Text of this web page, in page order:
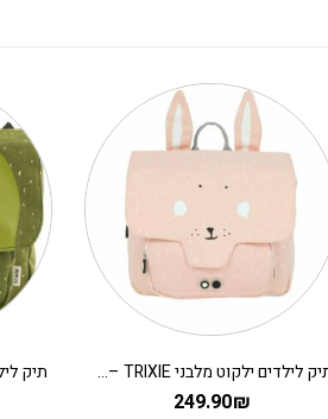
תיק לילדים ילקוט מלבני TRIXIE – דינוזאור
249.90₪